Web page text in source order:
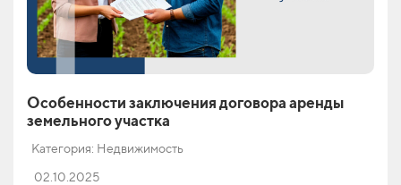
Особенности заключения договора аренды
земельного участка
Категория: Недвижимость
02.10.2025